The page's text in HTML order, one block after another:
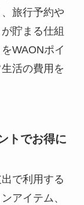
旅行予約や
貯まる仕組
WAONポイ
活の費用を
トでお得に
で利用する
アイテム、